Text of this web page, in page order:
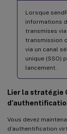
Lorsque
informations
transmises
transmission
via un canal
unique (SSO)
lancement.
Lier la stratégie
Vous devez
d’authentification